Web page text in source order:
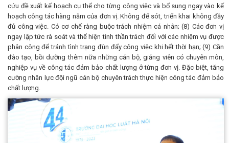
cứu đề xuất kế hoạch cụ thể cho từng công việc và bổ sung ngay vào kế
hoạch công tác hàng năm của đơn vị. Không để sót, triển khai không đầy
đủ công việc. Có cơ chế ràng buộc trách nhiệm cá nhân; (8) Các đơn vị
ngay lập tức rà soát và thể hiện tinh thần trách đối với các nhiệm vụ được
phân công để tránh tình trạng đùn đẩy công việc khi hết thời hạn; (9) Cần
đào tạo, bồi dưỡng thêm nữa những cán bộ, giảng viên có chuyên môn,
nghiệp vụ về công tác đảm bảo chất lượng ở từng đơn vị. Đặc biệt, tăng
cường nhân lực đội ngũ cán bộ chuyên trách thực hiện công tác đảm bảo
chất lượng.